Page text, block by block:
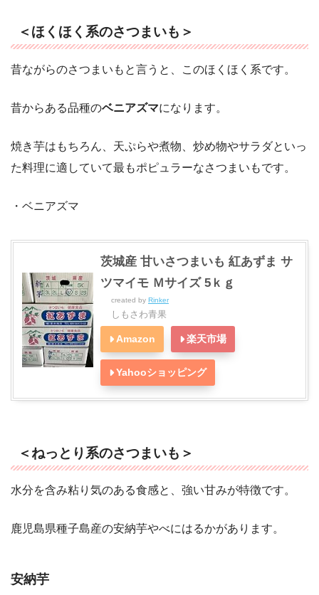
＜ほくほく系のさつまいも＞
昔ながらのさつまいもと言うと、このほくほく系です。
昔からある品種のベニアズマになります。
焼き芋はもちろん、天ぷらや煮物、炒め物やサラダといっ
た料理に適していて最もポピュラーなさつまいもです。
・ベニアズマ
茨城産 甘いさつまいも 紅あずま サ
ツマイモ Ｍサイズ 5ｋｇ
created by Rinker
しもさわ青果
Amazon 楽天市場
Yahooショッピング
＜ねっとり系のさつまいも＞
水分を含み粘り気のある食感と、強い甘みが特徴です。
鹿児島県種子島産の安納芋やべにはるかがあります。
安納芋